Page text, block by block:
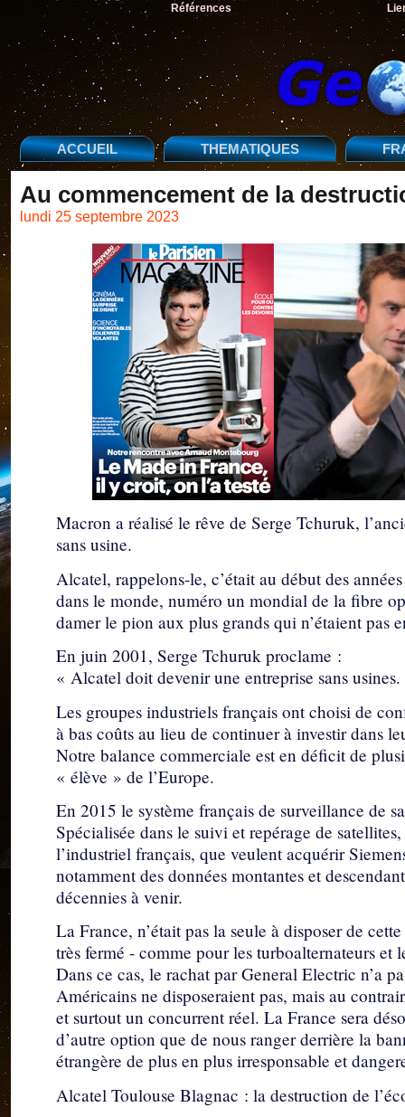
Références
ACCUEIL THEMATIQUES
Au commencement de la
lundi 25 septembre 2023
Macron a réalisé le rêve de Serge Tchuruk,
sans usine.
Alcatel, rappelons-le, c’était au début des
dans le monde, numéro un mondial de la fibre
damer le pion aux plus grands qui n’étaient pas
En juin 2001, Serge Tchuruk proclame :
« Alcatel doit devenir une entreprise sans
Les groupes industriels français ont choisi de
à bas coûts au lieu de continuer à investir dans
Notre balance commerciale est en déficit de
« élève » de l’Europe.
En 2015 le système français de surveillance de
Spécialisée dans le suivi et repérage de
l’industriel français, que veulent acquérir
notamment des données montantes et
décennies à venir.
La France, n’était pas la seule à disposer de
très fermé - comme pour les turboalternateurs et
Dans ce cas, le rachat par General Electric n’a
Américains ne disposeraient pas, mais au
et surtout un concurrent réel. La France sera
d’autre option que de nous ranger derrière la
étrangère de plus en plus irresponsable et
Alcatel Toulouse Blagnac : la destruction de